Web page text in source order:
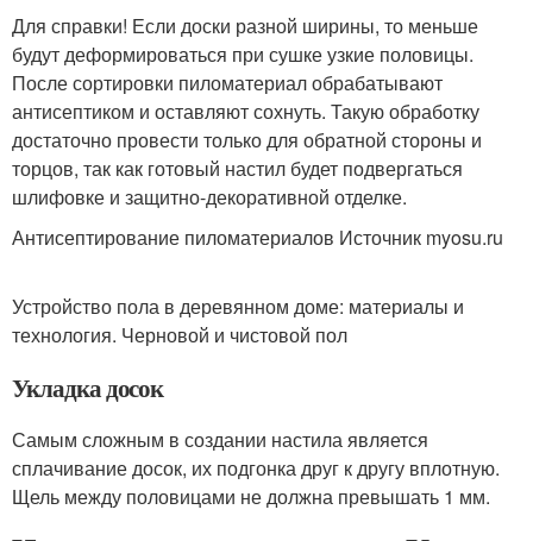
Для справки! Если доски разной ширины, то меньше
будут деформироваться при сушке узкие половицы.
После сортировки пиломатериал обрабатывают
антисептиком и оставляют сохнуть. Такую обработку
достаточно провести только для обратной стороны и
торцов, так как готовый настил будет подвергаться
шлифовке и защитно-декоративной отделке.
Антисептирование пиломатериалов Источник myosu.ru
Устройство пола в деревянном доме: материалы и
технология. Черновой и чистовой пол
Укладка досок
Самым сложным в создании настила является
сплачивание досок, их подгонка друг к другу вплотную.
Щель между половицами не должна превышать 1 мм.